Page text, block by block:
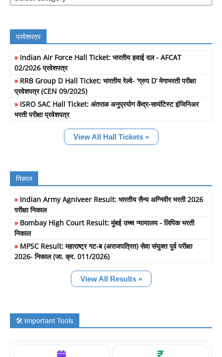
प्रवेशपत्र
» Indian Air Force Hall Ticket: भारतीय हवाई दल - AFCAT
02/2026 प्रवेशपत्र
» RRB Group D Hall Ticket: भारतीय रेल्वे- ‘ग्रुप D’ मेगाभरती परीक्षा
प्रवेशपत्र (CEN 09/2025)
» ISRO SAC Hall Ticket: अंतराळ अनुप्रयोग केंद्र-सायंटिस्ट इंजिनिअर
भरती परीक्षा प्रवेशपत्र
View All Hall Tickets »
निकाल
» Indian Army Agniveer Result: भारतीय सैन्य अग्निवीर भरती 2026
परीक्षा निकाल
» Bombay High Court Result: मुंबई उच्च न्यायालय - लिपिक भरती
निकाल
» MPSC Result: महाराष्ट्र गट-ब (अराजपत्रित) सेवा संयुक्त पूर्व परीक्षा
2026- निकाल (जा. क्र. 011/2026)
View All Results »
🛠️ Important Tools